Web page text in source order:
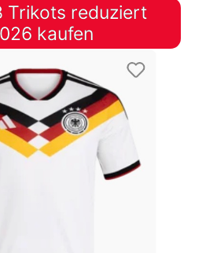
Trikots reduziert
kaufen